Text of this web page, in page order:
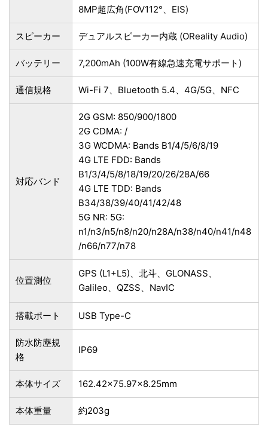
8MP超広角(FOV112°、EIS)
スピーカー デュアルスピーカー内蔵 (OReality Audio)
バッテリー 7,200mAh (100W有線急速充電サポート)
通信規格 Wi-Fi 7、Bluetooth 5.4、4G/5G、NFC
対応バンド
2G GSM: 850/900/1800
2G CDMA: /
3G WCDMA: Bands B1/4/5/6/8/19
4G LTE FDD: Bands
B1/3/4/5/8/18/19/20/26/28A/66
4G LTE TDD: Bands
B34/38/39/40/41/42/48
5G NR: 5G:
n1/n3/n5/n8/n20/n28A/n38/n40/n41/n48
/n66/n77/n78
位置測位
GPS (L1+L5)、北斗、GLONASS、
Galileo、QZSS、NavIC
搭載ポート USB Type-C
防水防塵規
格
IP69
本体サイズ 162.42×75.97×8.25mm
本体重量 約203g